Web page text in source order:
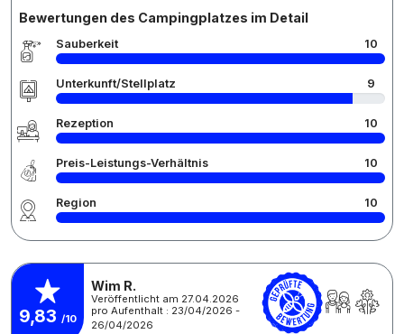
Bewertungen des Campingplatzes im Detail
Sauberkeit 10
Unterkunft/Stellplatz 9
Rezeption 10
Preis-Leistungs-Verhältnis 10
Region 10
9,83 /10
Wim R.
Veröffentlicht am 27.04.2026
pro Aufenthalt : 23/04/2026 -
26/04/2026